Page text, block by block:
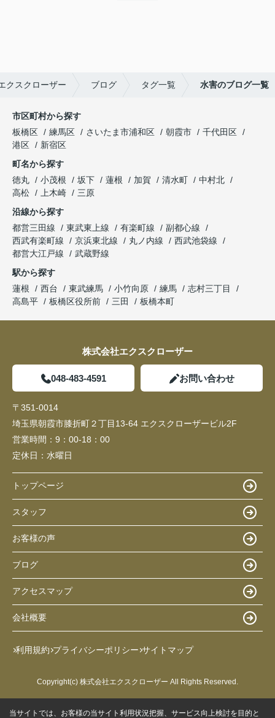
クスクローザー ブログ タグ一覧 水害のブログ一覧
市区町村から探す
板橋区
練馬区 さいたま市浦和区 朝霞市
千代田区
港区
新宿区
町名から探す
徳丸
小茂根 坂下 蓮根 加賀 清水町
中村北
高松
上木崎
三原
沿線から探す
都営三田線
東武東上線 有楽町線
副都心線
西武有楽町線
京浜東北線 丸ノ内線
西武池袋線
都営大江戸線
武蔵野線
駅から探す
蓮根
西台 東武練馬 小竹向原 練馬
志村三丁目
高島平
板橋区役所前 三田 板橋本町
株式会社エクスクローザー
048-483-4591 お問い合わせ
〒351-0014
埼玉県朝霞市膝折町２丁目13-64 エクスクローザービル2F
営業時間： 9：00-18：00
定休日： 水曜日
トップページ
スタッフ
お客様の声
ブログ
アクセスマップ
会社概要
利用規約 プライバシーポリシー サイトマップ
Copyright(c) 株式会社エクスクローザー All Rights Reserved.
当サイトでは、お客様の当サイト利用状況把握、サービス向上検討を目的と